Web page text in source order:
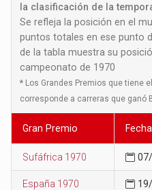
la clasificación de la
Se refleja la posición en el
puntos totales en ese punto
de la tabla muestra su
campeonato de 1970
* Los Grandes Premios que tiene
corresponde a carreras que ganó
Gran Premio Fecha
Sufáfrica 1970 07/
España 1970 19/